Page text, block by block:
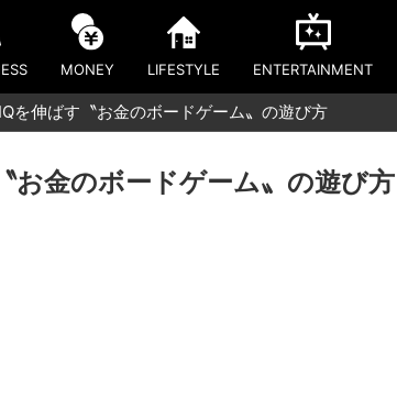
MONEY LIFESTYLE ENTERTAINMENT
を伸ばす〝お金のボードゲーム〟の遊び方
金のボードゲーム〟の遊び方